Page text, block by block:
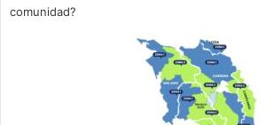
comunidad?